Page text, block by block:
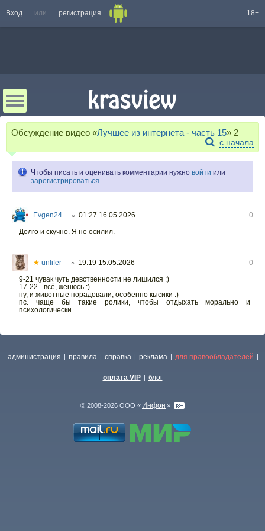
Вход или регистрация 18+
Обсуждение видео «Лучшее из интернета - часть 15» 2
с начала
Чтобы писать и оценивать комментарии нужно войти или
зарегистрироваться
Evgen24 ○ 01:27 16.05.2026
0
Долго и скучно. Я не осилил.
★ unlifer ○ 19:19 15.05.2026
0
9-21 чувак чуть девственности не лишился :)
17-22 - всё, женюсь :)
ну, и животные порадовали, особенно кысики :)
пс. чаще бы такие ролики, чтобы отдыхать морально и
психологически.
администрация | правила | справка | реклама | для правообладателей |
оплата VIP | блог
© 2008-2026 ООО « Инфон »